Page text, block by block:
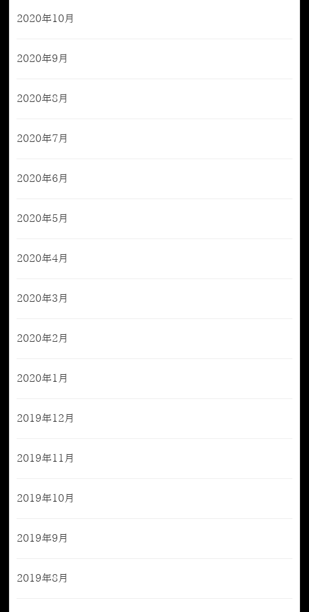
2020年10月
2020年9月
2020年8月
2020年7月
2020年6月
2020年5月
2020年4月
2020年3月
2020年2月
2020年1月
2019年12月
2019年11月
2019年10月
2019年9月
2019年8月